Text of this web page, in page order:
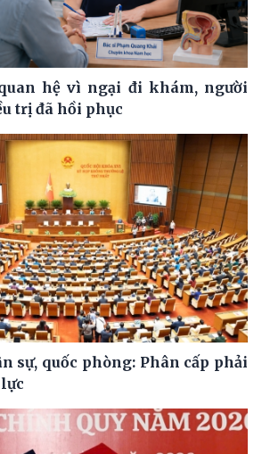
hệ vì ngại đi khám, người
trị đã hồi phục
sự, quốc phòng: Phân cấp phải